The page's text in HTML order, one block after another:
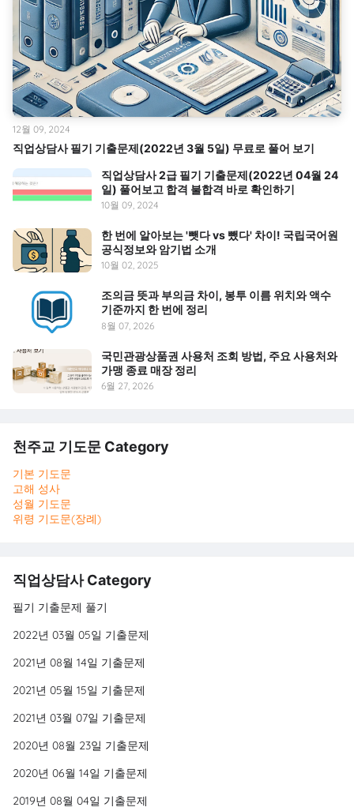
직업상담사 필기 기출문제(2022년 3월 5일) 무료로 풀어 보기
12월 09, 2024
직업상담사 2급 필기 기출문제(2022년 04월 24
일) 풀어보고 합격 불합격 바로 확인하기
10월 09, 2024
한 번에 알아보는 '뺏다 vs 뺐다' 차이! 국립국어원
공식정보와 암기법 소개
10월 02, 2025
조의금 뜻과 부의금 차이, 봉투 이름 위치와 액수
기준까지 한 번에 정리
8월 07, 2026
국민관광상품권 사용처 조회 방법, 주요 사용처와
가맹 종료 매장 정리
6월 27, 2026
천주교 기도문 Category
기본 기도문
고해 성사
성월 기도문
위령 기도문(장례)
직업상담사 Category
필기 기출문제 풀기
2022년 03월 05일 기출문제
2021년 08월 14일 기출문제
2021년 05월 15일 기출문제
2021년 03월 07일 기출문제
2020년 08월 23일 기출문제
2020년 06월 14일 기출문제
2019년 08월 04일 기출문제